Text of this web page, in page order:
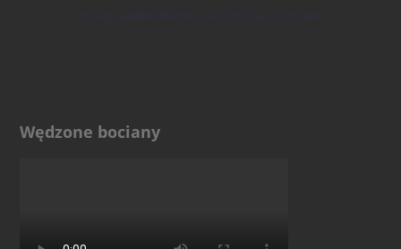
Posted by ADMINISTRATOR FOTOBLOG 0 comments
Wędzone bociany